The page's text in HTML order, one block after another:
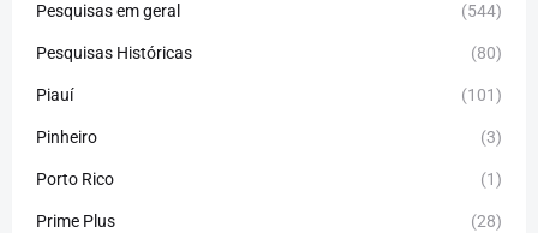
Pesquisas em geral (544)
Pesquisas Históricas (80)
Piauí (101)
Pinheiro (3)
Porto Rico (1)
Prime Plus (28)